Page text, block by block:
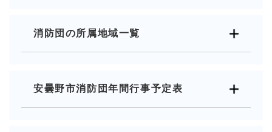
消防団の所属地域一覧
安曇野市消防団年間行事予定表